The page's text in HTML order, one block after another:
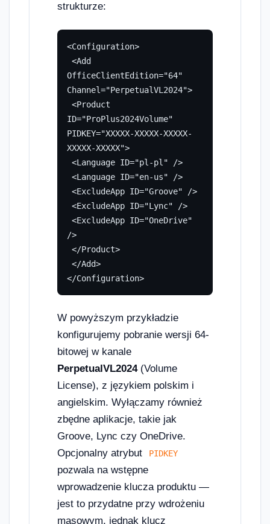
strukturze:
<Configuration>
OfficeClientEdition="64"
Channel="PerpetualVL2024">
ID="ProPlus2024Volume"
PIDKEY="XXXXX-XXXXX-XXXXX-
XXXXX-XXXXX">
/>
</Configuration>
W powyższym przykładzie
konfigurujemy pobranie wersji 64-
bitowej w kanale
PerpetualVL2024(Volume
License), z językiem polskim i
angielskim. Wyłączamy również
zbędne aplikacje, takie jak
Groove, Lync czy OneDrive.
Opcjonalny atrybut
PIDKEY
pozwala na wstępne
wprowadzenie klucza produktu —
jest to przydatne przy wdrożeniu
masowym, jednak klucz